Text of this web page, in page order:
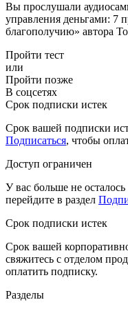
Вы прослушали
управления деньгами: 7
благополучию» автора
Пройти тест
или
Пройти позже
В соцсетях
Срок подписки истек
Срок вашей подписки
Подписаться, чтобы
Доступ ограничен
У вас больше не
перейдите в раздел
Срок подписки истек
Срок вашей
свяжитесь с отделом
оплатить подписку.
Разделы